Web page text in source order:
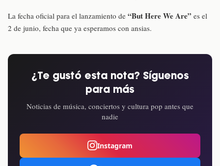
La fecha oficial para el lanzamiento de “But Here We Are” es el
2 de junio, fecha que ya esperamos con ansias.
¿Te gustó esta nota? Síguenos
para más
Noticias de música, conciertos y cultura pop antes que
nadie
Instagram